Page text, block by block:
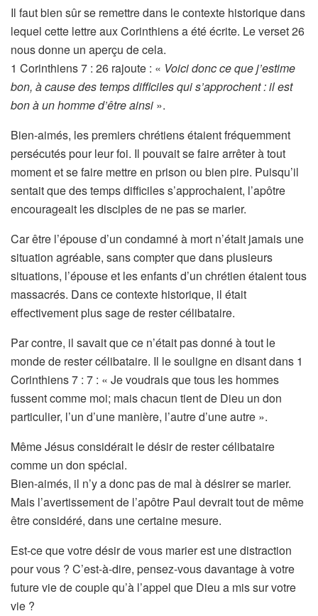
Il faut bien sûr se remettre dans le contexte historique dans
lequel cette lettre aux Corinthiens a été écrite. Le verset 26
nous donne un aperçu de cela.
1 Corinthiens 7 : 26 rajoute : « Voici donc ce que j’estime
bon, à cause des temps difficiles qui s’approchent : il est
bon à un homme d’être ainsi ».
Bien-aimés, les premiers chrétiens étaient fréquemment
persécutés pour leur foi. Il pouvait se faire arrêter à tout
moment et se faire mettre en prison ou bien pire. Puisqu’il
sentait que des temps difficiles s’approchaient, l’apôtre
encourageait les disciples de ne pas se marier.
Car être l’épouse d’un condamné à mort n’était jamais une
situation agréable, sans compter que dans plusieurs
situations, l’épouse et les enfants d’un chrétien étaient tous
massacrés. Dans ce contexte historique, il était
effectivement plus sage de rester célibataire.
Par contre, il savait que ce n’était pas donné à tout le
monde de rester célibataire. Il le souligne en disant dans 1
Corinthiens 7 : 7 : « Je voudrais que tous les hommes
fussent comme moi; mais chacun tient de Dieu un don
particulier, l’un d’une manière, l’autre d’une autre ».
Même Jésus considérait le désir de rester célibataire
comme un don spécial.
Bien-aimés, il n’y a donc pas de mal à désirer se marier.
Mais l’avertissement de l’apôtre Paul devrait tout de même
être considéré, dans une certaine mesure.
Est-ce que votre désir de vous marier est une distraction
pour vous ? C’est-à-dire, pensez-vous davantage à votre
future vie de couple qu’à l’appel que Dieu a mis sur votre
vie ?